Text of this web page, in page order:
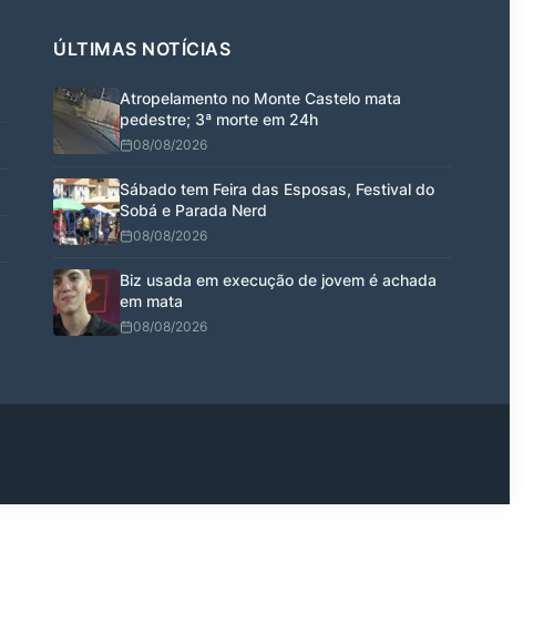
ÚLTIMAS NOTÍCIAS
Atropelamento no Monte Castelo mata
pedestre; 3ª morte em 24h
08/08/2026
Sábado tem Feira das Esposas, Festival do
Sobá e Parada Nerd
08/08/2026
Biz usada em execução de jovem é achada
em mata
08/08/2026